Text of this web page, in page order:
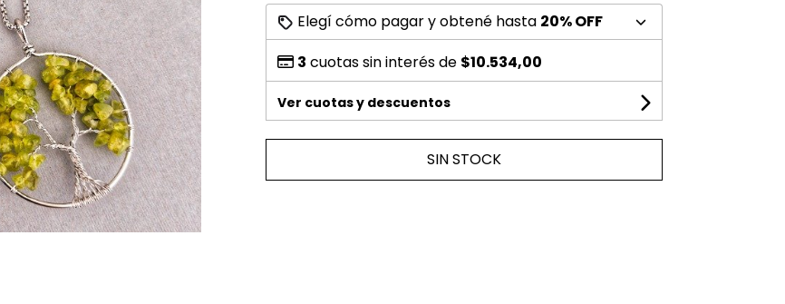
Elegí cómo pagar y obtené hasta 20% OFF
3 cuotas sin interés de $10.534,00
Ver cuotas y descuentos
SIN STOCK